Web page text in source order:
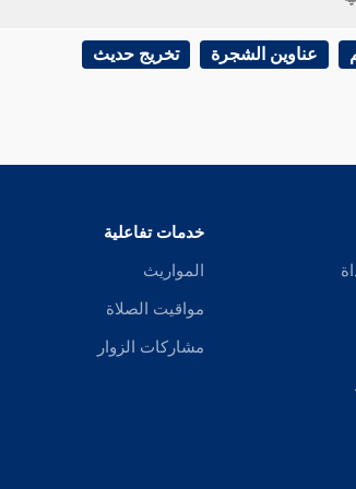
عناوين الشجرة تخريج حديث
خدمات تفاعلية
المواريث
مواقيت الصلاة
مشاركات الزوار